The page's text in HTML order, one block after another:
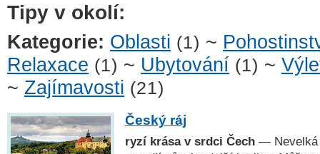
Tipy v okolí:
Kategorie: Oblasti (1) ~
Relaxace (1) ~ Ubytování (1) ~
~ Zajímavosti (21)
Český ráj
ryzí krása v srdci Čech — Nevelká